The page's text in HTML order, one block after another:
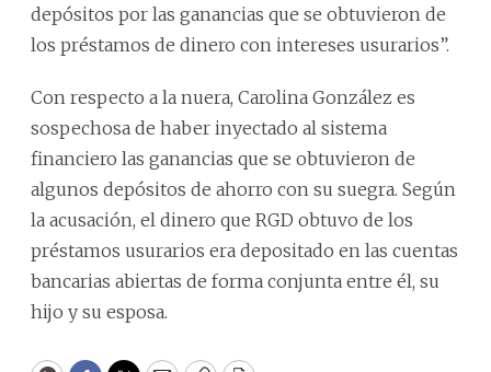
depósitos por las ganancias que se obtuvieron de
los préstamos de dinero con intereses usurarios”.
Con respecto a la nuera, Carolina González es
sospechosa de haber inyectado al sistema
financiero las ganancias que se obtuvieron de
algunos depósitos de ahorro con su suegra. Según
la acusación, el dinero que RGD obtuvo de los
préstamos usurarios era depositado en las cuentas
bancarias abiertas de forma conjunta entre él, su
hijo y su esposa.